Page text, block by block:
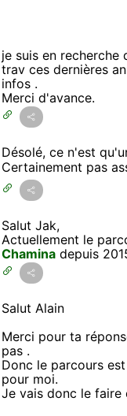
je suis en
trav ces dernières
infos .
Merci d'avance.
Désolé, ce n'est
Certainement pas
Salut Jak,
Actuellement le
Chamina depuis
Salut Alain
Merci pour ta
pas .
Donc le parcours
pour moi.
Je vais donc le faire